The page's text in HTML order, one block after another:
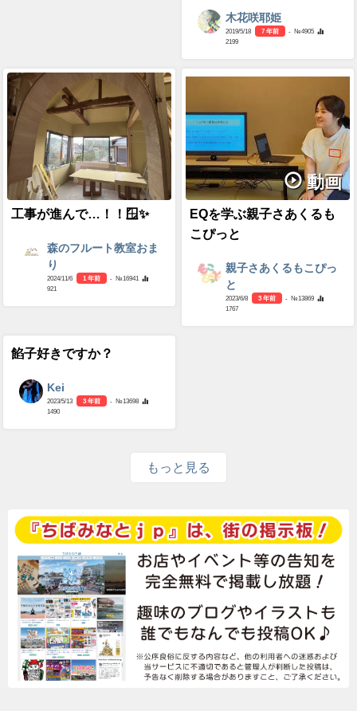
木花咲耶姫
2019/5/18 7 年前
- №4905
2199
工事が進んで…！！🪟✨
森のフルート教室おま
り
2024/11/6 1 年前
- №16941
921
動画
EQを学ぶ親子さあくるも
こぴっと
親子さあくるもこぴっ
と
2023/6/8 3 年前
- №13869
1767
餡子好きですか？
Kei
2023/5/13 3 年前
- №13698
1490
もっと見る